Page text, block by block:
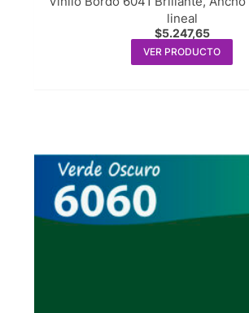
lineal
$5.247,65
VER PRODUCTO